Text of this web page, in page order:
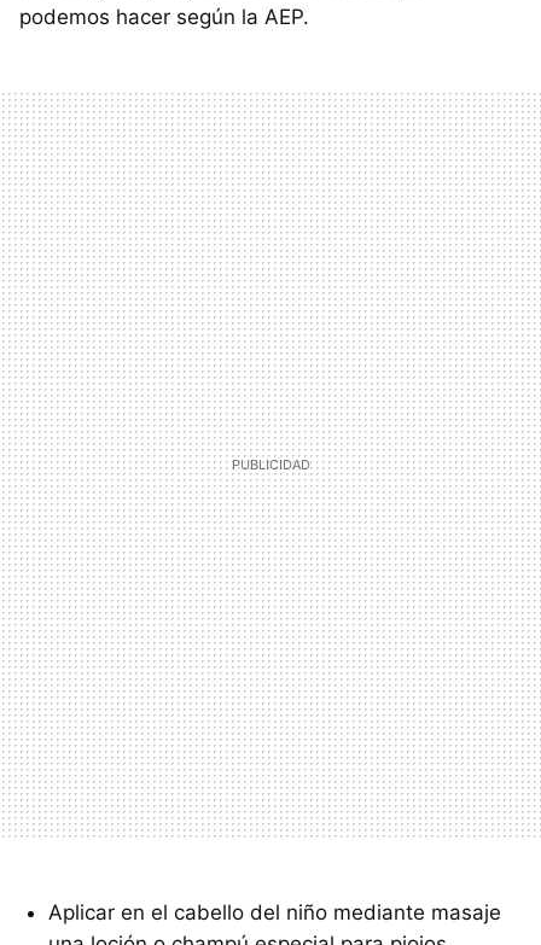
podemos hacer según la AEP.
Aplicar en el cabello del niño mediante masaje